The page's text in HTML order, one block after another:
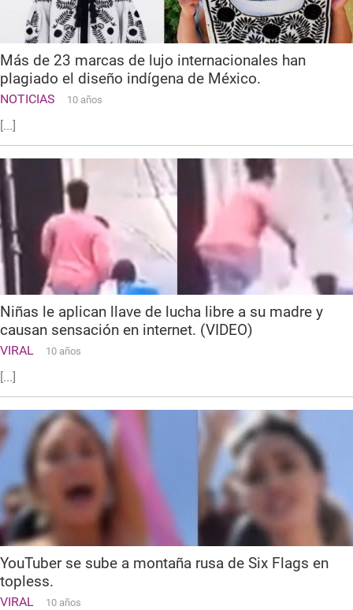
Más de 23 marcas de lujo internacionales han
plagiado el diseño indígena de México.
NOTICIAS 10 años
[...]
Niñas le aplican llave de lucha libre a su madre y
causan sensación en internet. (VIDEO)
VIRAL 10 años
[...]
YouTuber se sube a montaña rusa de Six Flags en
topless.
VIRAL 10 años